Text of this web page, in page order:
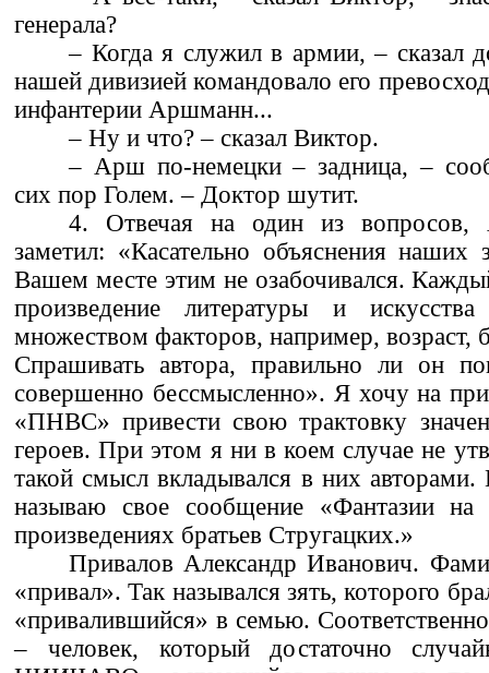
генерала?
– Когда я служил в армии, – сказал
нашей дивизией командовало его
инфантерии Аршманн...
– Ну и что? – сказал Виктор.
– Арш по-немецки – задница, –
сих пор Голем. – Доктор шутит.
4. Отвечая на один из вопросов,
заметил: «Касательно объяснения
Вашем месте этим не озабочивался.
произведение литературы и
множеством факторов, например, возраст,
Спрашивать автора, правильно ли он
совершенно бессмысленно». Я хочу на
«ПНВС» привести свою трактовку
героев. При этом я ни в коем случае не
такой смысл вкладывался в них
называю свое сообщение «Фантазии
произведениях братьев Стругацких.»
Привалов Александр Иванович.
«привал». Так назывался зять, которого
«привалившийся» в семью.
– человек, который достаточно